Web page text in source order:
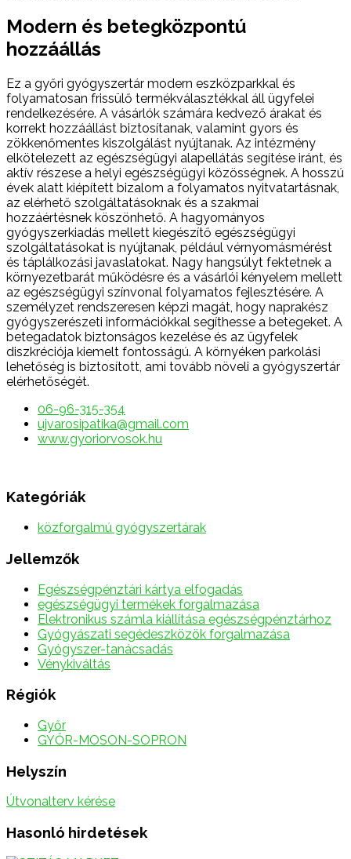
Modern és betegközpontú
hozzáállás
Ez a győri gyógyszertár modern eszközparkkal és
folyamatosan frissülő termékválasztékkal áll ügyfelei
rendelkezésére. A vásárlók számára kedvező árakat és
korrekt hozzáállást biztosítanak, valamint gyors és
zökkenőmentes kiszolgálást nyújtanak. Az intézmény
elkötelezett az egészségügyi alapellátás segítése iránt, és
aktív részese a helyi egészségügyi közösségnek. A hosszú
évek alatt kiépített bizalom a folyamatos nyitvatartásnak,
az elérhető szolgáltatásoknak és a szakmai
hozzáértésnek köszönhető. A hagyományos
gyógyszerkiadás mellett kiegészítő egészségügyi
szolgáltatásokat is nyújtanak, például vérnyomásmérést
és táplálkozási javaslatokat. Nagy hangsúlyt fektetnek a
környezetbarát működésre és a vásárlói kényelem mellett
az egészségügyi színvonal folyamatos fejlesztésére. A
személyzet rendszeresen képzi magát, hogy naprakész
gyógyszerészeti információkkal segíthesse a betegeket. A
betegadatok biztonságos kezelése és az ügyfelek
diszkréciója kiemelt fontosságú. A környéken parkolási
lehetőség is biztosított, ami tovább növeli a gyógyszertár
elérhetőségét.
06-96-315-354
ujvarosipatika@gmail.com
www.gyoriorvosok.hu
Kategóriák
közforgalmú gyógyszertárak
Jellemzők
Egészségpénztári kártya elfogadás
egészségügyi termékek forgalmazása
Elektronikus számla kiállítása egészségpénztárhoz
Gyógyászati segédeszközök forgalmazása
Gyógyszer-tanácsadás
Vénykiváltás
Régiók
Győr
GYŐR-MOSON-SOPRON
Helyszín
Útvonalterv kérése
Hasonló hirdetések